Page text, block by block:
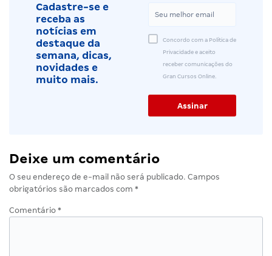
Cadastre-se e
receba as
notícias em
destaque da
semana, dicas,
novidades e
muito mais.
Concordo com a Política de
Privacidade e aceito
receber comunicações do
Gran Cursos Online.
Deixe um comentário
O seu endereço de e-mail não será publicado. Campos
obrigatórios são marcados com *
Comentário *